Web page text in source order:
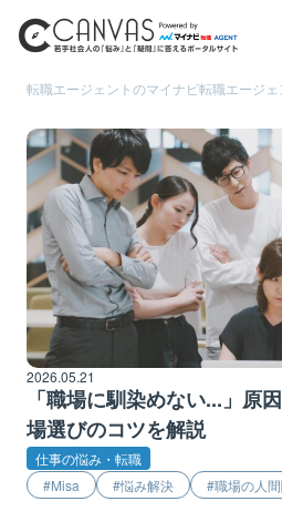
転職エージェントのマイナビ転職エージェ
2026.05.21
「職場に馴染めない...」原
場選びのコツを解説
仕事の悩み・転職
Misa
悩み解決 職場の人